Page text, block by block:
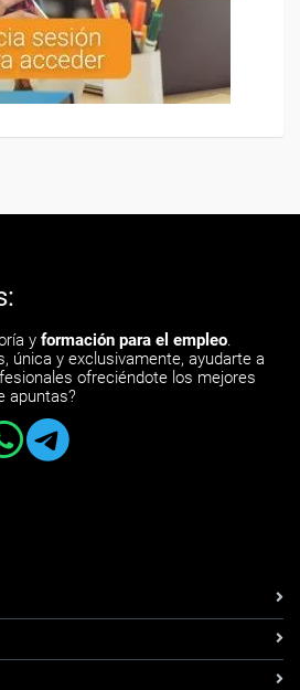
y formación para el empleo.
única y exclusivamente, ayudarte a
ofreciéndote los mejores
apuntas?